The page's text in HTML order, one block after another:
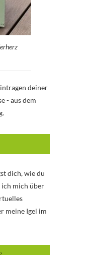
deiner
- aus dem
dich, wie du
ich mich über
meine Igel im